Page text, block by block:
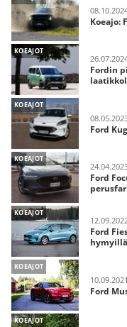
Koeajo:
KOEAJOT
Fordin
KOEAJOT
Ford
KOEAJOT
Ford
KOEAJOT
Ford
hymyillä
KOEAJOT
10.09.2021
Ford
KOEAJOT